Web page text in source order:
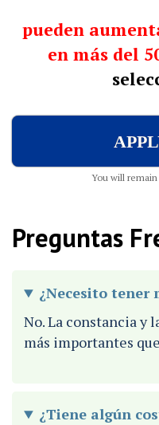
pueden
en más del
You will
Preguntas
¿Necesito tener
No. La constancia y
más importantes
¿Tiene algún